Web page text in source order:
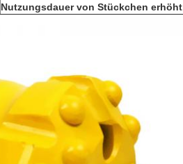
Nutzungsdauer von Stückchen erhöht